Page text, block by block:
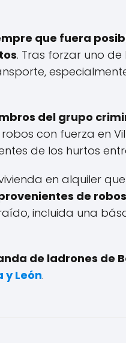
que fuera
. Tras forzar uno
del grupo
con fuerza en
de los hurtos
en alquiler
de
incluida una
de ladrones de
y León.